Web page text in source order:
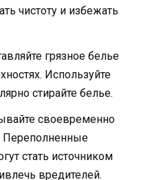
чистоту и избежать
грязное белье
Используйте
стирайте белье.
своевременно
Переполненные
стать источником
вредителей.